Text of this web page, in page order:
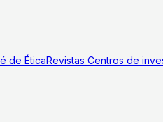
de ÉticaRevistas Centros de